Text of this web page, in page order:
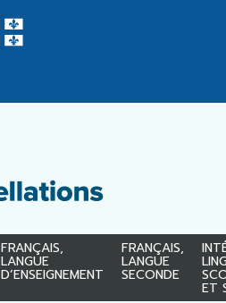
FRANÇAIS,
LANGUE
D’ENSEIGNEMENT
FRANÇAIS,
LANGUE
SECONDE
ET